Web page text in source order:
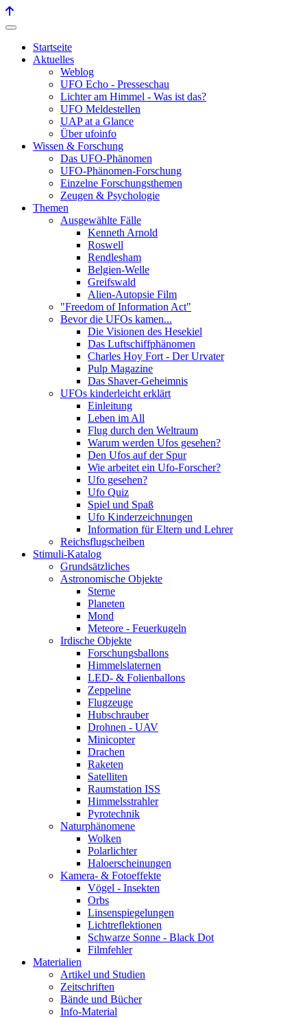
Startseite
Aktuelles
Weblog
UFO Echo - Presseschau
Lichter am Himmel - Was ist das?
UFO Meldestellen
UAP at a Glance
Über ufoinfo
Wissen & Forschung
Das UFO-Phänomen
UFO-Phänomen-Forschung
Einzelne Forschungsthemen
Zeugen & Psychologie
Themen
Ausgewählte Fälle
Kenneth Arnold
Roswell
Rendlesham
Belgien-Welle
Greifswald
Alien-Autopsie Film
"Freedom of Information Act"
Bevor die UFOs kamen...
Die Visionen des Hesekiel
Das Luftschiffphänomen
Charles Hoy Fort - Der Urvater
Pulp Magazine
Das Shaver-Geheimnis
UFOs kinderleicht erklärt
Einleitung
Leben im All
Flug durch den Weltraum
Warum werden Ufos gesehen?
Den Ufos auf der Spur
Wie arbeitet ein Ufo-Forscher?
Ufo gesehen?
Ufo Quiz
Spiel und Spaß
Ufo Kinderzeichnungen
Information für Eltern und Lehrer
Reichsflugscheiben
Stimuli-Katalog
Grundsätzliches
Astronomische Objekte
Sterne
Planeten
Mond
Meteore - Feuerkugeln
Irdische Objekte
Forschungsballons
Himmelslaternen
LED- & Folienballons
Zeppeline
Flugzeuge
Hubschrauber
Drohnen - UAV
Minicopter
Drachen
Raketen
Satelliten
Raumstation ISS
Himmelsstrahler
Pyrotechnik
Naturphänomene
Wolken
Polarlichter
Haloerscheinungen
Kamera- & Fotoeffekte
Vögel - Insekten
Orbs
Linsenspiegelungen
Lichtreflektionen
Schwarze Sonne - Black Dot
Filmfehler
Materialien
Artikel und Studien
Zeitschriften
Bände und Bücher
Info-Material